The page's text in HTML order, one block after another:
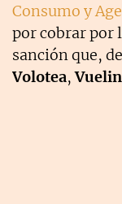
Consumo y
por cobrar por
sanción que,
Volotea,